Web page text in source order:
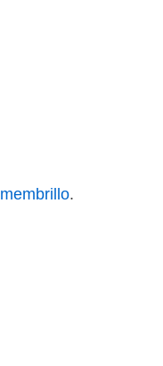
membrillo.